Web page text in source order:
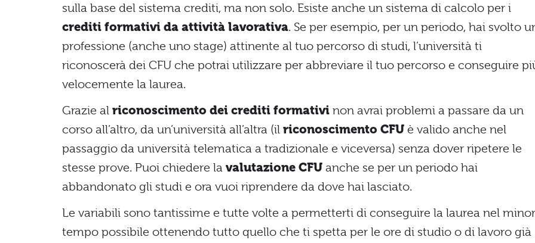
sulla base del sistema crediti, ma non solo. Esiste anche un sistema di calcolo per i
crediti formativi da attività lavorativa. Se per esempio, per un periodo, hai svolto
professione (anche uno stage) attinente al tuo percorso di studi, l’università ti
riconoscerà dei CFU che potrai utilizzare per abbreviare il tuo percorso e conseguire
velocemente la laurea.
Grazie al riconoscimento dei crediti formativi non avrai problemi a passare da un
corso all’altro, da un’università all’altra (il riconoscimento CFU è valido anche nel
passaggio da università telematica a tradizionale e viceversa) senza dover ripetere le
stesse prove. Puoi chiedere la valutazione CFU anche se per un periodo hai
abbandonato gli studi e ora vuoi riprendere da dove hai lasciato.
Le variabili sono tantissime e tutte volte a permetterti di conseguire la laurea nel minor
tempo possibile ottenendo tutto quello che ti spetta per le ore di studio o di lavoro già